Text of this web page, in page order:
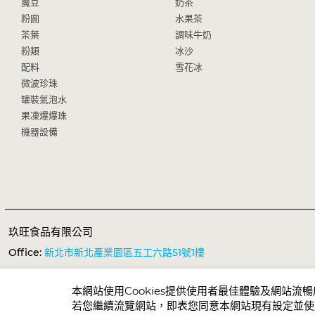
粉圓
茶葉
粉類
配料
微波珍珠
罐裝氣泡水
果凍爆爆珠
機器設備
水果茶
調味牛奶
冰沙
雪花冰
玖旺食品有限公司
Office: 新北市新北產業園區五工六路51號1樓
TEL: +886-2-2298-3149 FAX:+886-2-2298-1638
services@sunnysyrup.com
本網站使用Cookies提供使用者最佳體驗及網站流暢
若您繼續流覽網站，即表您同意本網站現有設定並